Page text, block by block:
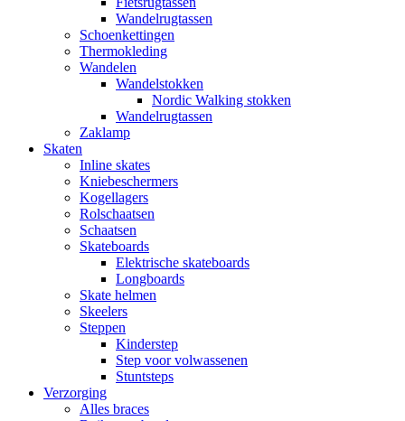
Wandelrugtassen
Schoenkettingen
Thermokleding
Wandelen
Wandelstokken
Nordic Walking stokken
Wandelrugtassen
Zaklamp
Skaten
Inline skates
Kniebeschermers
Kogellagers
Rolschaatsen
Schaatsen
Skateboards
Elektrische skateboards
Longboards
Skate helmen
Skeelers
Steppen
Kinderstep
Step voor volwassenen
Stuntsteps
Verzorging
Alles braces